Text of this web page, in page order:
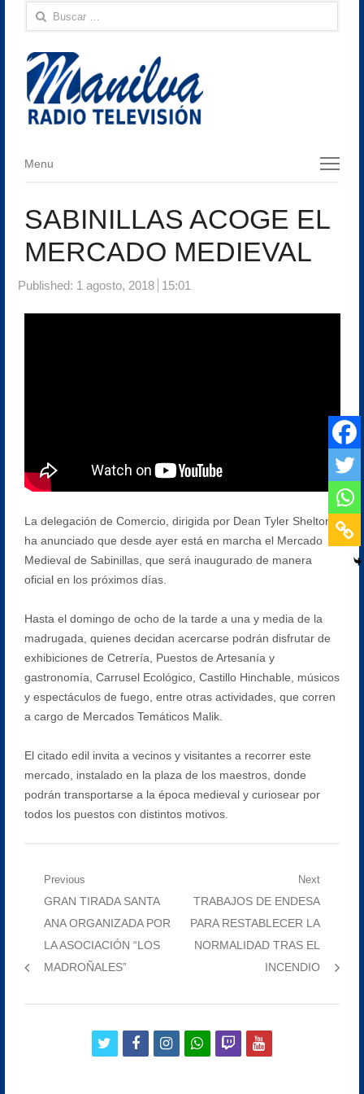
Buscar:
Menu
Menu
SABINILLAS ACOGE EL
MERCADO MEDIEVAL
Published: 1 agosto, 2018 15:01
La delegación de Comercio, dirigida por Dean Tyler Shelton,
ha anunciado que desde ayer está en marcha el Mercado
Medieval de Sabinillas, que será inaugurado de manera
oficial en los próximos días.
Hasta el domingo de ocho de la tarde a una y media de la
madrugada, quienes decidan acercarse podrán disfrutar de
exhibiciones de Cetrería, Puestos de Artesanía y
gastronomía, Carrusel Ecológico, Castillo Hinchable, músicos
y espectáculos de fuego, entre otras actividades, que corren
a cargo de Mercados Temáticos Malik.
El citado edil invita a vecinos y visitantes a recorrer este
mercado, instalado en la plaza de los maestros, donde
podrán transportarse a la época medieval y curiosear por
todos los puestos con distintos motivos.
Navegación
entradas
Previous
Previous
post:
GRAN TIRADA SANTA
ANA ORGANIZADA POR
LA ASOCIACIÓN “LOS
MADROÑALES”
Next
Next
post:
TRABAJOS DE ENDESA
PARA RESTABLECER LA
NORMALIDAD TRAS EL
INCENDIO
twitterfacebookinstagramwhatsapp
twitchyoutube